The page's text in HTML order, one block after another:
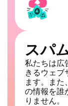
スパ
私たちは広
きるウェブ
ます。また
の情報を誰
りません。